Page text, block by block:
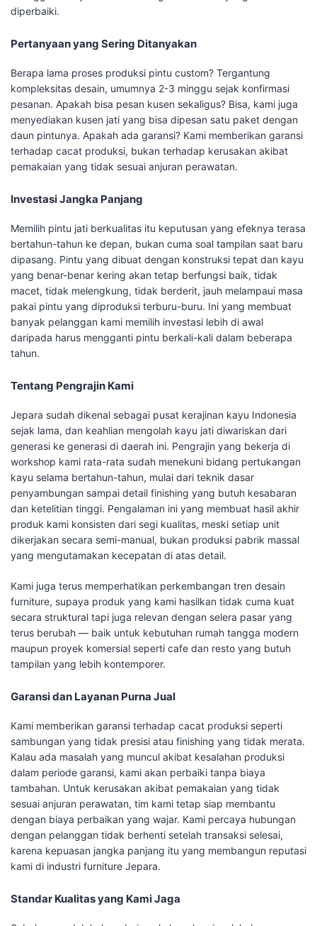
diperbaiki.
Pertanyaan yang Sering Ditanyakan
Berapa lama proses produksi pintu custom? Tergantung
kompleksitas desain, umumnya 2-3 minggu sejak konfirmasi
pesanan. Apakah bisa pesan kusen sekaligus? Bisa, kami juga
menyediakan kusen jati yang bisa dipesan satu paket dengan
daun pintunya. Apakah ada garansi? Kami memberikan garansi
terhadap cacat produksi, bukan terhadap kerusakan akibat
pemakaian yang tidak sesuai anjuran perawatan.
Investasi Jangka Panjang
Memilih pintu jati berkualitas itu keputusan yang efeknya terasa
bertahun-tahun ke depan, bukan cuma soal tampilan saat baru
dipasang. Pintu yang dibuat dengan konstruksi tepat dan kayu
yang benar-benar kering akan tetap berfungsi baik, tidak
macet, tidak melengkung, tidak berderit, jauh melampaui masa
pakai pintu yang diproduksi terburu-buru. Ini yang membuat
banyak pelanggan kami memilih investasi lebih di awal
daripada harus mengganti pintu berkali-kali dalam beberapa
tahun.
Tentang Pengrajin Kami
Jepara sudah dikenal sebagai pusat kerajinan kayu Indonesia
sejak lama, dan keahlian mengolah kayu jati diwariskan dari
generasi ke generasi di daerah ini. Pengrajin yang bekerja di
workshop kami rata-rata sudah menekuni bidang pertukangan
kayu selama bertahun-tahun, mulai dari teknik dasar
penyambungan sampai detail finishing yang butuh kesabaran
dan ketelitian tinggi. Pengalaman ini yang membuat hasil akhir
produk kami konsisten dari segi kualitas, meski setiap unit
dikerjakan secara semi-manual, bukan produksi pabrik massal
yang mengutamakan kecepatan di atas detail.
Kami juga terus memperhatikan perkembangan tren desain
furniture, supaya produk yang kami hasilkan tidak cuma kuat
secara struktural tapi juga relevan dengan selera pasar yang
terus berubah — baik untuk kebutuhan rumah tangga modern
maupun proyek komersial seperti cafe dan resto yang butuh
tampilan yang lebih kontemporer.
Garansi dan Layanan Purna Jual
Kami memberikan garansi terhadap cacat produksi seperti
sambungan yang tidak presisi atau finishing yang tidak merata.
Kalau ada masalah yang muncul akibat kesalahan produksi
dalam periode garansi, kami akan perbaiki tanpa biaya
tambahan. Untuk kerusakan akibat pemakaian yang tidak
sesuai anjuran perawatan, tim kami tetap siap membantu
dengan biaya perbaikan yang wajar. Kami percaya hubungan
dengan pelanggan tidak berhenti setelah transaksi selesai,
karena kepuasan jangka panjang itu yang membangun reputasi
kami di industri furniture Jepara.
Standar Kualitas yang Kami Jaga